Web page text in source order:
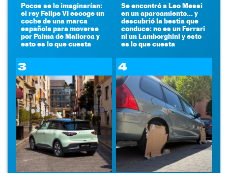
Pocos se lo imaginarían:
el rey Felipe VI escoge un
coche de una marca
española para moverse
por Palma de Mallorca y
esto es lo que cuesta
Se encontró a Leo Messi
en un aparcamiento... y
descubrió la bestia que
conduce: no es un Ferrari
ni un Lamborghini y esto
es lo que cuesta
3 4